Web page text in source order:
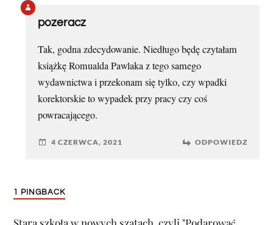
pozeracz
Tak, godna zdecydowanie. Niedługo będę czytałam
książkę Romualda Pawlaka z tego samego
wydawnictwa i przekonam się tylko, czy wpadki
korektorskie to wypadek przy pracy czy coś
powracającego.
4 CZERWCA, 2021 ODPOWIEDZ
1 PINGBACK